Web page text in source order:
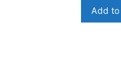
à
5
Add